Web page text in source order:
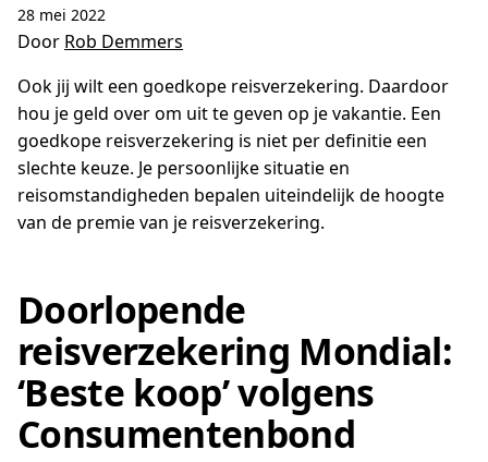
28 mei 2022
Door Rob Demmers
Ook jij wilt een goedkope reisverzekering. Daardoor
hou je geld over om uit te geven op je vakantie. Een
goedkope reisverzekering is niet per definitie een
slechte keuze. Je persoonlijke situatie en
reisomstandigheden bepalen uiteindelijk de hoogte
van de premie van je reisverzekering.
Doorlopende
reisverzekering Mondial:
‘Beste koop’ volgens
Consumentenbond